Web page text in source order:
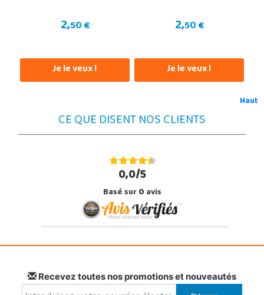
2,50 €
Je le veux !
2,50 €
Je le veux !
Haut
CE QUE DISENT NOS CLIENTS
0,0/5
Basé sur0avis
Recevez toutes nos promotions et nouveautés